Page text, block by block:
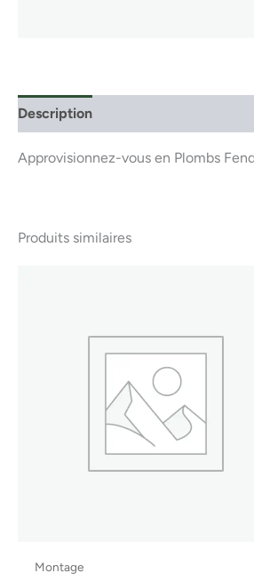
Description
Approvisionnez-vous en Plombs
Produits similaires
Montage